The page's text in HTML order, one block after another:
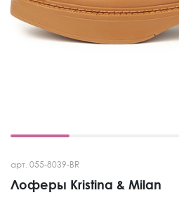
арт. 055-8039-BR
Лоферы Kristina & Milan